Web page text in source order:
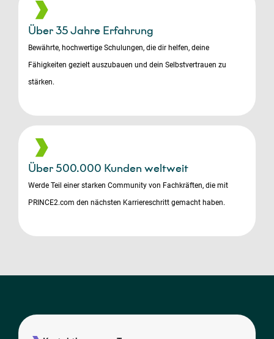
Über 35 Jahre Erfahrung
Bewährte, hochwertige Schulungen, die dir helfen, deine
Fähigkeiten gezielt auszubauen und dein Selbstvertrauen zu
stärken.
Über 500.000 Kunden weltweit
Werde Teil einer starken Community von Fachkräften, die mit
PRINCE2.com den nächsten Karriereschritt gemacht haben.